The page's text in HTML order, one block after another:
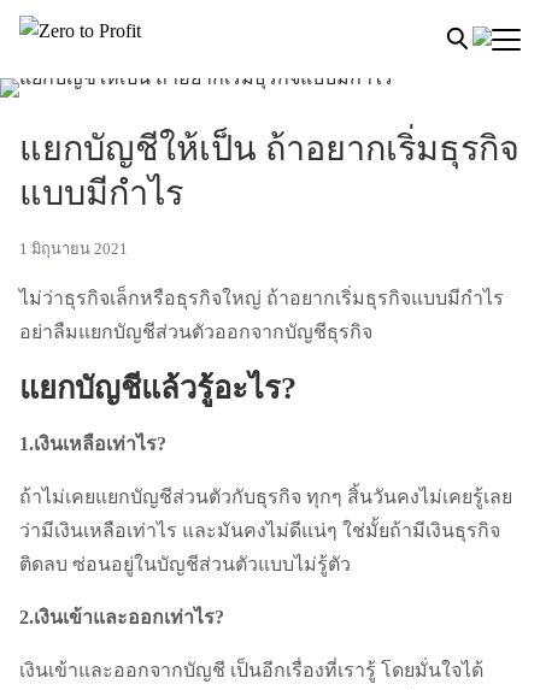
แยกบัญชีให้เป็น ถ้าอยากเริ่มธุรกิจ
แบบมีกำไร
1 มิถุนายน 2021
ไม่ว่าธุรกิจเล็กหรือธุรกิจใหญ่ ถ้าอยากเริ่มธุรกิจแบบมีกำไร
อย่าลืมแยกบัญชีส่วนตัวออกจากบัญชีธุรกิจ
แยกบัญชีแล้วรู้อะไร?
1.เงินเหลือเท่าไร?
ถ้าไม่เคยแยกบัญชีส่วนตัวกับธุรกิจ ทุกๆ สิ้นวันคงไม่เคยรู้เลย
ว่ามีเงินเหลือเท่าไร และมันคงไม่ดีแน่ๆ ใช่มั้ยถ้ามีเงินธุรกิจ
ติดลบ ซ่อนอยู่ในบัญชีส่วนตัวแบบไม่รู้ตัว
2.เงินเข้าและออกเท่าไร?
เงินเข้าและออกจากบัญชี เป็นอีกเรื่องที่เรารู้ โดยมั่นใจได้